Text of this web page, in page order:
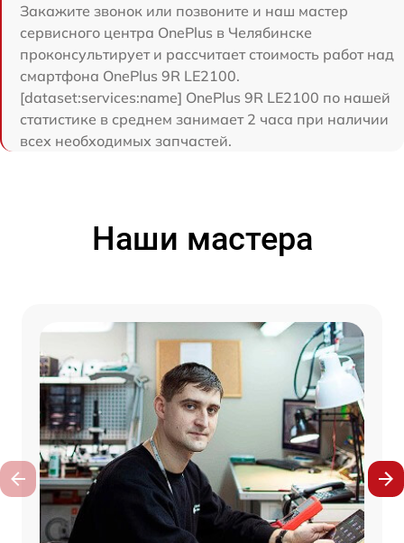
Закажите звонок или позвоните и наш мастер
сервисного центра OnePlus в Челябинске
проконсультирует и рассчитает стоимость работ над
смартфона OnePlus 9R LE2100.
[dataset:services:name] OnePlus 9R LE2100 по нашей
статистике в среднем занимает 2 часа при наличии
всех необходимых запчастей.
Наши мастера